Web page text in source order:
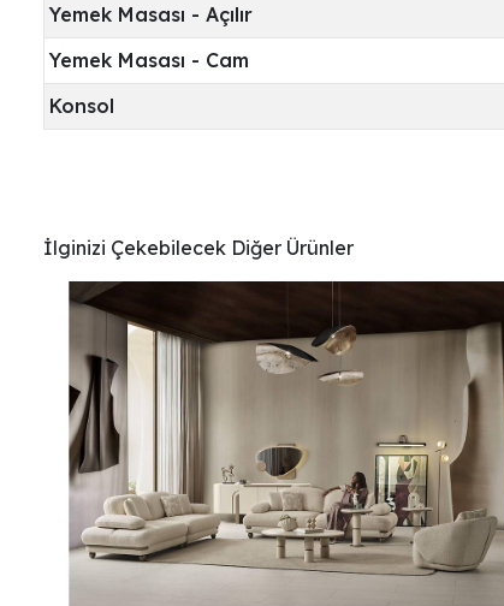
Yemek Masası - Açılır
Yemek Masası - Cam
Konsol
İlginizi Çekebilecek Diğer Ürünler